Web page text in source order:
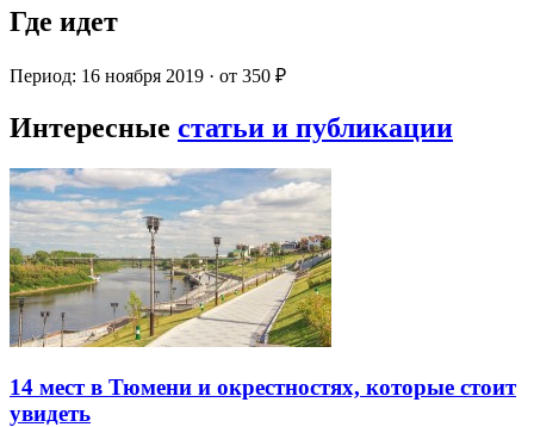
Где идет
Период: 16 ноября 2019 · от 350 ₽
Интересные статьи и публикации
14 мест в Тюмени и окрестностях, которые стоит
увидеть